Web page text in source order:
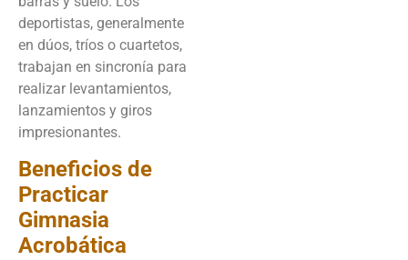
deportistas, generalmente
en dúos, tríos o cuartetos,
trabajan en sincronía para
realizar levantamientos,
lanzamientos y giros
impresionantes.
Beneficios de
Practicar
Gimnasia
Acrobática